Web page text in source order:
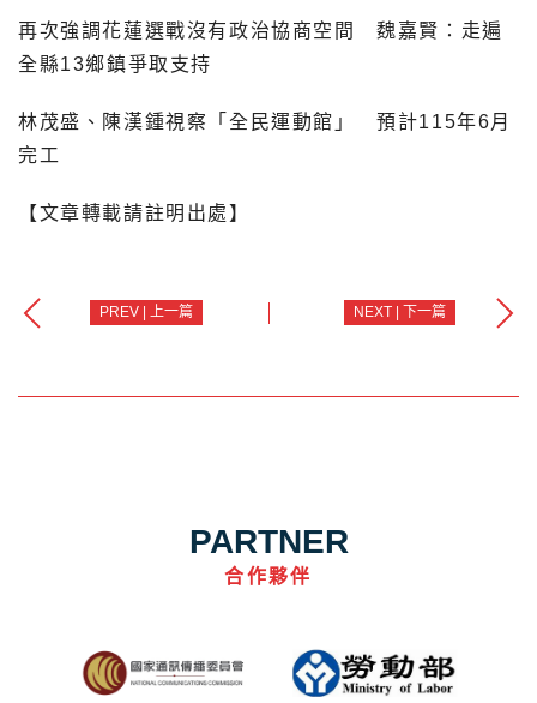
再次強調花蓮選戰沒有政治協商空間 魏嘉賢：走遍
全縣13鄉鎮爭取支持
林茂盛、陳漢鍾視察「全民運動館」 預計115年6月
完工
【文章轉載請註明出處】
PREV | 上一篇 NEXT | 下一篇
PARTNER
合作夥伴